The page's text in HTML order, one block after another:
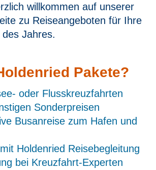
willkommen auf unserer
zu Reiseangeboten für Ihre
Jahres.
Pakete?
oder Flusskreuzfahrten
Sonderpreisen
Busanreise zum Hafen und
Holdenried Reisebegleitung
bei Kreuzfahrt-Experten